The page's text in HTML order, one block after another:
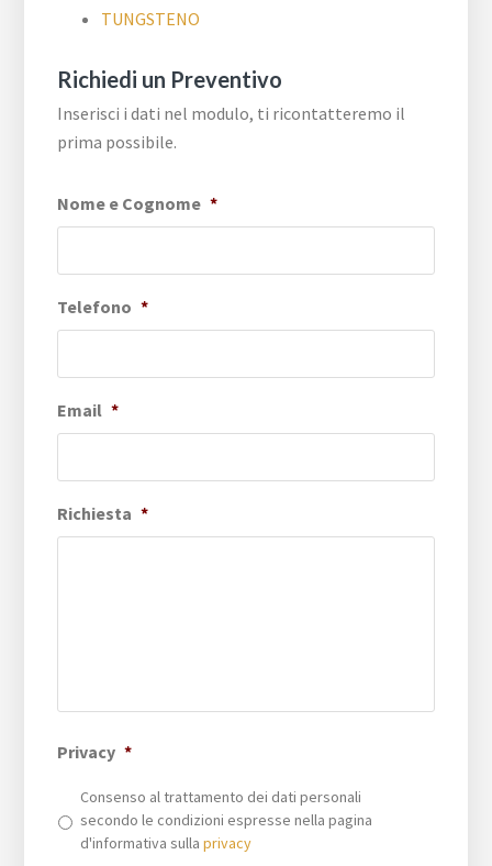
TUNGSTENO
Richiedi un Preventivo
Inserisci i dati nel modulo, ti ricontatteremo il
prima possibile.
Nome e Cognome *
Telefono *
Email *
Richiesta *
Privacy *
Consenso al trattamento dei dati personali
secondo le condizioni espresse nella pagina
d'informativa sullaprivacy